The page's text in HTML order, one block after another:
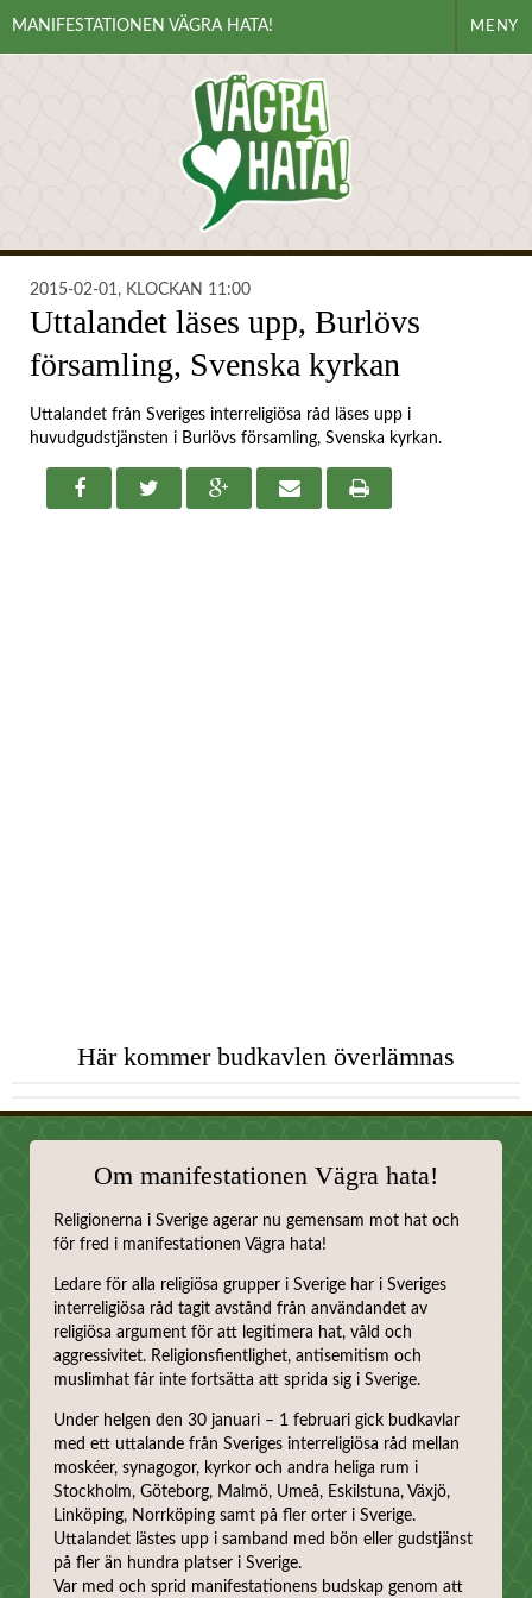
MANIFESTATIONEN VÄGRA HATA! MENY
2015-02-01, KLOCKAN 11:00
Uttalandet läses upp, Burlövs
församling, Svenska kyrkan
Uttalandet från Sveriges interreligiösa råd läses upp i
huvudgudstjänsten i Burlövs församling, Svenska kyrkan.
Här kommer budkavlen överlämnas
Om manifestationen Vägra hata!
Religionerna i Sverige agerar nu gemensam mot hat och
för fred i manifestationen Vägra hata!
Ledare för alla religiösa grupper i Sverige har i Sveriges
interreligiösa råd tagit avstånd från användandet av
religiösa argument för att legitimera hat, våld och
aggressivitet. Religionsfientlighet, antisemitism och
muslimhat får inte fortsätta att sprida sig i Sverige.
Under helgen den 30 januari – 1 februari gick budkavlar
med ett uttalande från Sveriges interreligiösa råd mellan
moskéer, synagogor, kyrkor och andra heliga rum i
Stockholm, Göteborg, Malmö, Umeå, Eskilstuna, Växjö,
Linköping, Norrköping samt på fler orter i Sverige.
Uttalandet lästes upp i samband med bön eller gudstjänst
på fler än hundra platser i Sverige.
Var med och sprid manifestationens budskap genom att